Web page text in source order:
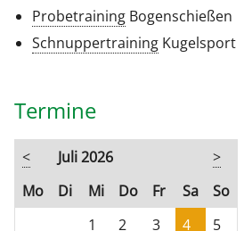
Probetraining Bogenschießen
Schnuppertraining Kugelsport
Termine
< Juli 2026
>
Montag
Dienstag
Mittwoch
Donnerstag
Freitag
Samstag
So
1
2 3 4
5